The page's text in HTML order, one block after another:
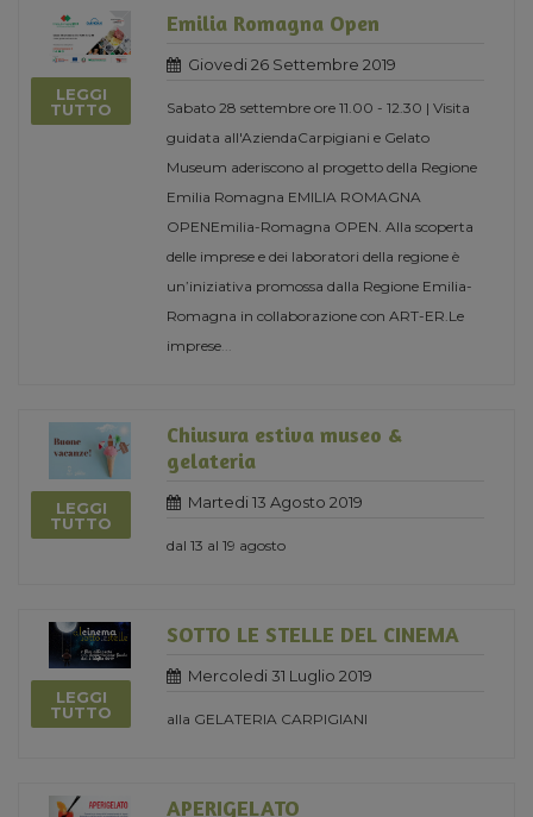
LEGGI
TUTTO
Emilia Romagna Open
Giovedi 26 Settembre 2019
Sabato 28 settembre ore 11.00 - 12.30 | Visita
guidata all'AziendaCarpigiani e Gelato
Museum aderiscono al progetto della Regione
Emilia Romagna EMILIA ROMAGNA
OPENEmilia-Romagna OPEN. Alla scoperta
delle imprese e dei laboratori della regione è
un’iniziativa promossa dalla Regione Emilia-
Romagna in collaborazione con ART-ER.Le
imprese
LEGGI
TUTTO
Chiusura estiva museo &
gelateria
Martedi 13 Agosto 2019
dal 13 al 19 agosto
LEGGI
TUTTO
SOTTO LE STELLE DEL CINEMA
Mercoledi 31 Luglio 2019
alla GELATERIA CARPIGIANI
APERIGELATO